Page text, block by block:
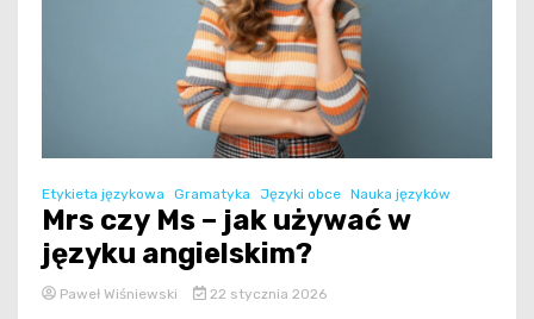
Etykieta językowa Gramatyka Języki obce Nauka języków
Mrs czy Ms – jak używać w
języku angielskim?
Paweł Wiśniewski 22 stycznia 2026